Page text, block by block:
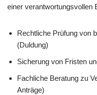
einer verantwortungsvollen
Rechtliche Prüfung von
(Duldung)
Sicherung von Fristen
Fachliche Beratung zu
Anträge)